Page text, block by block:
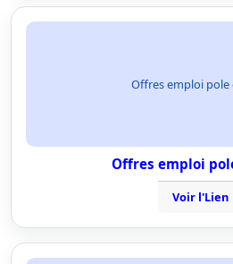
Offres emploi pole
Offres emploi
Voir l'Lien